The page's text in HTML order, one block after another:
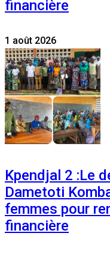
financière
1 août 2026
Kpendjal 2 :Le
Dametoti
femmes pour
financière